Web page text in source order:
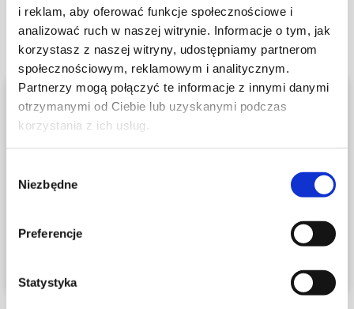
i reklam, aby oferować funkcje społecznościowe i
analizować ruch w naszej witrynie. Informacje o tym, jak
korzystasz z naszej witryny, udostępniamy partnerom
społecznościowym, reklamowym i analitycznym.
Partnerzy mogą połączyć te informacje z innymi danymi
otrzymanymi od Ciebie lub uzyskanymi podczas
korzystania z ich usług.
zgody
Niezbędne
Preferencje
Statystyka
Tak – jej eliminacja wspiera naturalną dietę na
zdrową skórę.
lek. med. specjalista dermatolog-wenerolog, prezes Estime
sp. z o.o.
Na naszej stronie znajdują się także